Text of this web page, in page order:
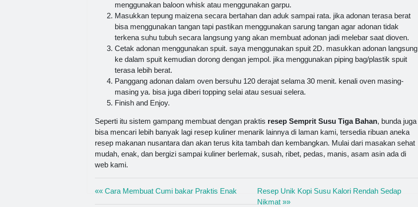
menggunakan baloon whisk atau menggunakan garpu.
Masukkan tepung maizena secara bertahan dan aduk sampai rata. jika adonan terasa berat
bisa menggunakan tangan tapi pastikan menggunakan sarung tangan agar adonan tidak
terkena suhu tubuh secara langsung yang akan membuat adonan jadi melebar saat dioven.
Cetak adonan menggunakan spuit. saya menggunakan spuit 2D. masukkan adonan langsung
ke dalam spuit kemudian dorong dengan jempol. jika menggunakan piping bag/plastik spuit
terasa lebih berat.
Panggang adonan dalam oven bersuhu 120 derajat selama 30 menit. kenali oven masing-
masing ya. bisa juga diberi topping selai atau sesuai selera.
Finish and Enjoy.
Seperti itu sistem gampang membuat dengan praktis resep Semprit Susu Tiga Bahan, bunda juga
bisa mencari lebih banyak lagi resep kuliner menarik lainnya di laman kami, tersedia ribuan aneka
resep makanan nusantara dan akan terus kita tambah dan kembangkan. Mulai dari masakan sehat
mudah, enak, dan bergizi sampai kuliner berlemak, susah, ribet, pedas, manis, asam asin ada di
web kami.
«« Cara Membuat Cumi bakar Praktis Enak
Resep Unik Kopi Susu Kalori Rendah Sedap
Nikmat »»